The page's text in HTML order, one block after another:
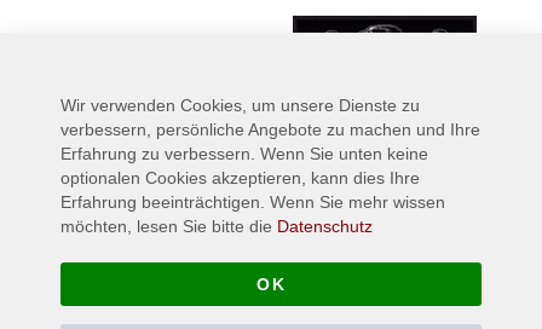
4,90 €
4,90 €
Wir verwenden Cookies, um unsere Dienste zu
verbessern, persönliche Angebote zu machen und Ihre
Erfahrung zu verbessern. Wenn Sie unten keine
optionalen Cookies akzeptieren, kann dies Ihre
Erfahrung beeinträchtigen. Wenn Sie mehr wissen
möchten, lesen Sie bitte die Datenschutz
OK